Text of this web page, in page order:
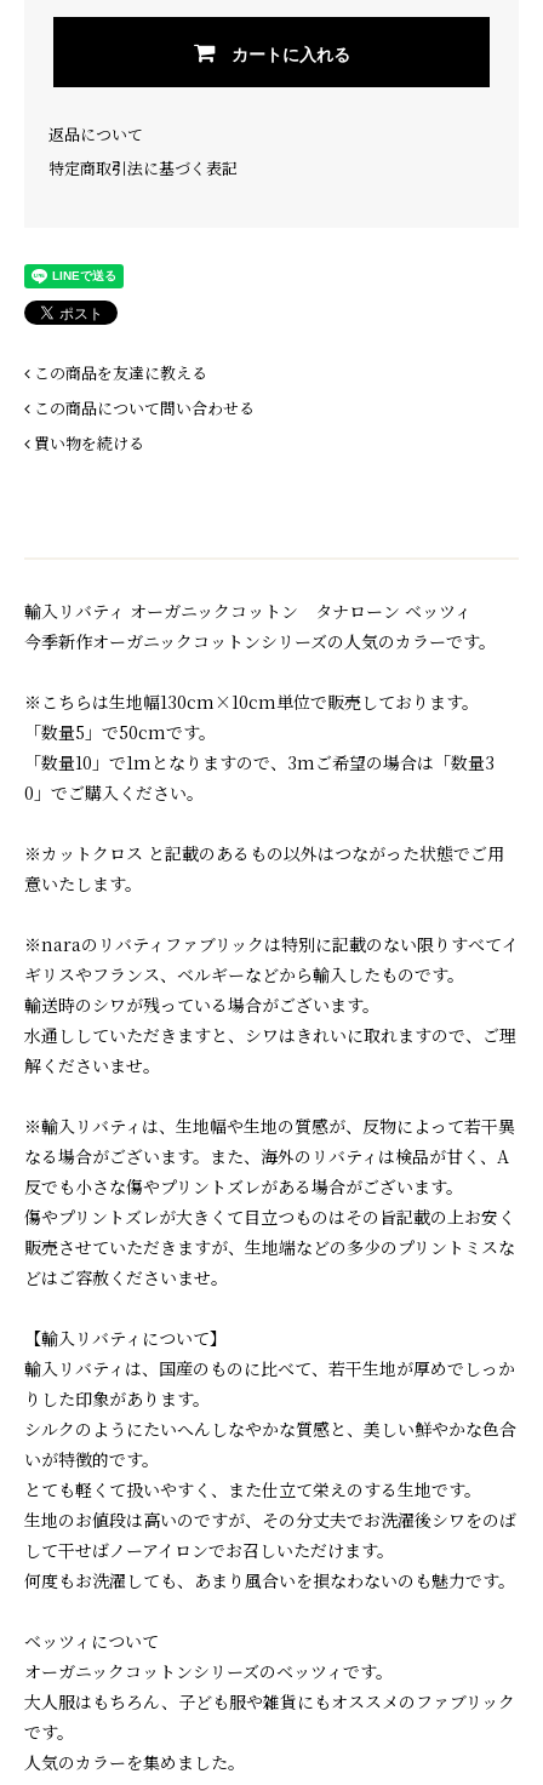
カートに入れる
返品について
特定商取引法に基づく表記
この商品を友達に教える
この商品について問い合わせる
買い物を続ける
輸入リバティ オーガニックコットン タナローン ベッツィ
今季新作オーガニックコットンシリーズの人気のカラーです。
※こちらは生地幅130cm×10cm単位で販売しております。
「数量5」で50cmです。
「数量10」で1mとなりますので、3mご希望の場合は「数量3
0」でご購入ください。
※カットクロス と記載のあるもの以外はつながった状態でご用
意いたします。
※naraのリバティファブリックは特別に記載のない限りすべてイ
ギリスやフランス、ベルギーなどから輸入したものです。
輸送時のシワが残っている場合がございます。
水通ししていただきますと、シワはきれいに取れますので、ご理
解くださいませ。
※輸入リバティは、生地幅や生地の質感が、反物によって若干異
なる場合がございます。また、海外のリバティは検品が甘く、A
反でも小さな傷やプリントズレがある場合がございます。
傷やプリントズレが大きくて目立つものはその旨記載の上お安く
販売させていただきますが、生地端などの多少のプリントミスな
どはご容赦くださいませ。
【輸入リバティについて】
輸入リバティは、国産のものに比べて、若干生地が厚めでしっか
りした印象があります。
シルクのようにたいへんしなやかな質感と、美しい鮮やかな色合
いが特徴的です。
とても軽くて扱いやすく、また仕立て栄えのする生地です。
生地のお値段は高いのですが、その分丈夫でお洗濯後シワをのば
して干せばノーアイロンでお召しいただけます。
何度もお洗濯しても、あまり風合いを損なわないのも魅力です。
ベッツィについて
オーガニックコットンシリーズのベッツィです。
大人服はもちろん、子ども服や雑貨にもオススメのファブリック
です。
人気のカラーを集めました。